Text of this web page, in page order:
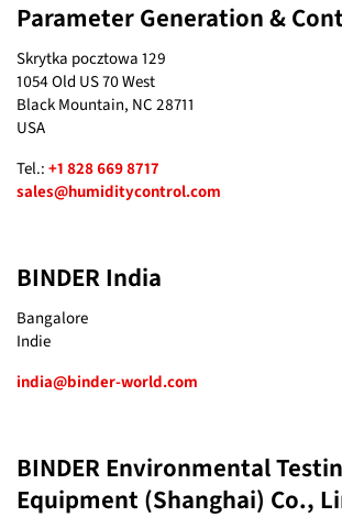
Parameter Generation &
Skrytka pocztowa 129
1054 Old US 70 West
Black Mountain, NC 28711
USA
Tel.: +1 828 669 8717
sales@humiditycontrol.com
BINDER India
Bangalore
Indie
india@binder-world.com
BINDER Environmental
Equipment (Shanghai) Co.,